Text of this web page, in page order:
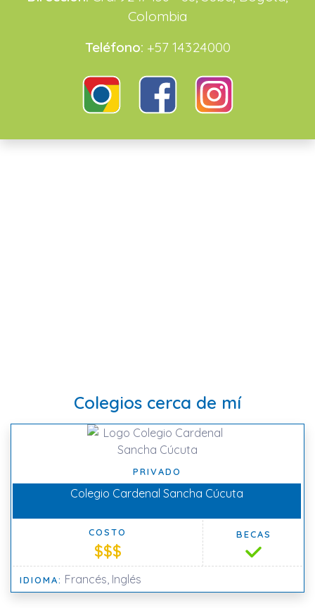
Colombia
Teléfono: +57 14324000
Colegios cerca de mí
PRIVADO
Colegio Cardenal Sancha Cúcuta
COSTO
$$$
BECAS
IDIOMA: Francés, Inglés